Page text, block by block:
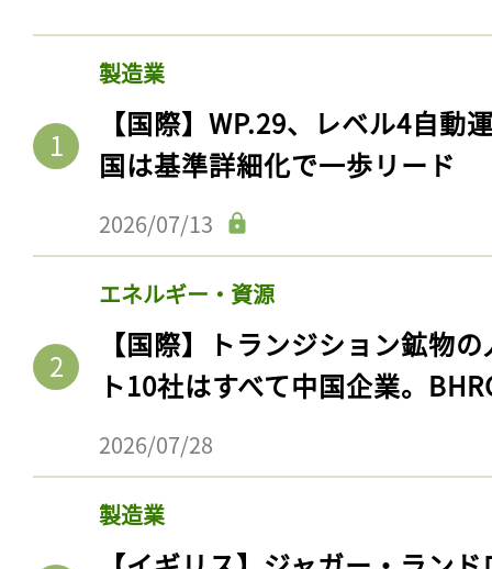
製造業
【国際】WP.29、レベル4自動
国は基準詳細化で一歩リード
2026/07/13
エネルギー・資源
【国際】トランジション鉱物
ト10社はすべて中国企業。
2026/07/28
製造業